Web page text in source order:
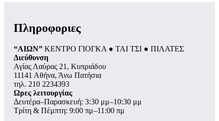
Πληροφοριες
“ΑΙΩΝ” ΚΕΝΤΡΟ ΓΙΟΓΚΑ ● ΤΑΙ ΤΣΙ ● ΠΙΛΑΤΕΣ
Διεύθυνση
Αγίας Λαύρας 21, Κυπριάδου
11141 Αθήνα, Άνω Πατήσια
τηλ. 210 2234393
Ωρες λειτουργίας
Δευτέρα–Παρασκευή: 3:30 μμ–10:30 μμ
Τρίτη & Πέμπτη: 9:00 πμ–11:00 πμ